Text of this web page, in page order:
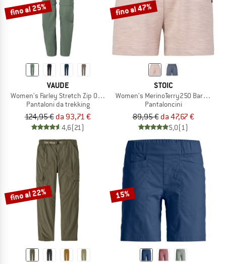
fino al 25%
VAUDE
Women's Farley Stretch Zip Off Pants II
Pantaloni da trekking
124,95 € da 93,71 €
4,6(21)
fino al 47%
STOIC
Women's MerinoTerry250 BaraSt.
Pantaloncini
89,95 € da 47,67 €
5,0(1)
fino al 22% 15%